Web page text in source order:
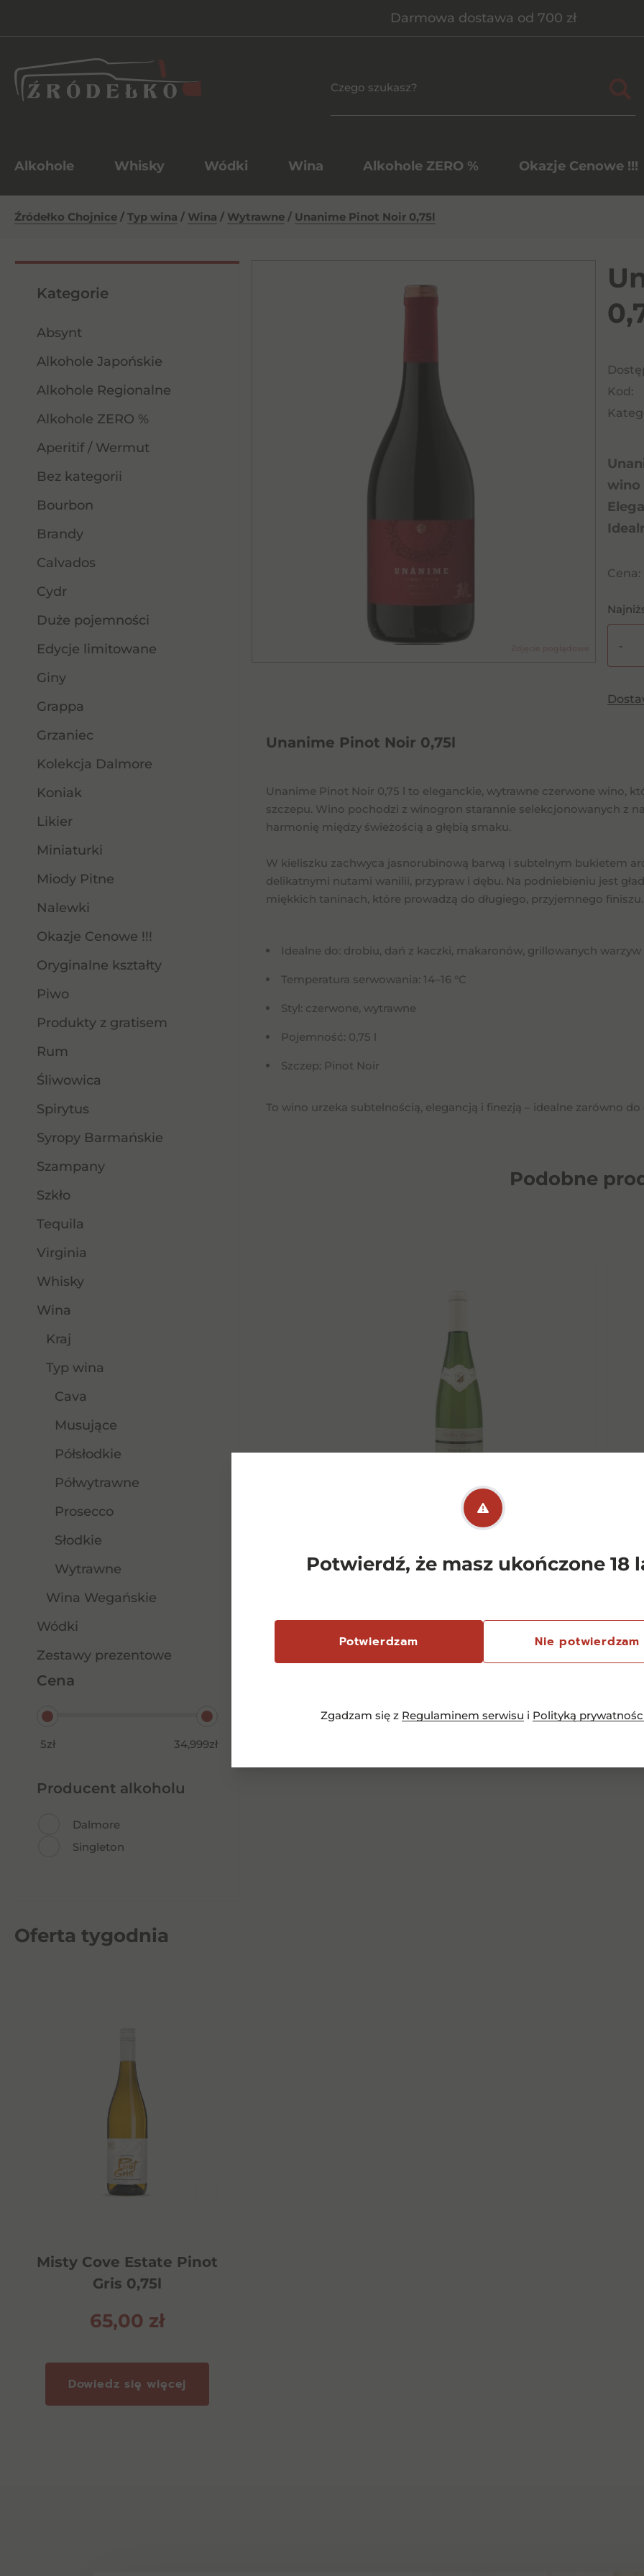
Potwierdź, że masz ukończone 18
Potwierdzam Nie potwierdzam
Zgadzam się z Regulaminem serwisu i Polityką
Darmowa dostawa od 700 zł
Alkohole Whisky Wódki Wina Alkohole ZERO % Okazje Cenowe !!!
Źródełko Chojnice / Typ wina / Wina / Wytrawne / Unanime Pinot Noir 0,75l
Kategorie
Absynt
Alkohole Japońskie
Alkohole Regionalne
Alkohole ZERO %
Aperitif / Wermut
Bez kategorii
Bourbon
Brandy
Calvados
Cydr
Duże pojemności
Edycje limitowane
Giny
Grappa
Grzaniec
Kolekcja Dalmore
Koniak
Likier
Miniaturki
Miody Pitne
Nalewki
Okazje Cenowe !!!
Oryginalne kształty
Piwo
Produkty z gratisem
Rum
Śliwowica
Spirytus
Syropy Barmańskie
Szampany
Szkło
Tequila
Virginia
Whisky
Wina
Kraj
Typ wina
Cava
Musujące
Półsłodkie
Półwytrawne
Prosecco
Słodkie
Wytrawne
Wina Wegańskie
Wódki
Zestawy prezentowe
Cena
5zł 34,999zł
Producent alkoholu
Dalmore
Singleton
Oferta tygodnia
Misty Cove Estate Pinot
Gris 0,75l
65,00 zł
Dowiedz się więcej
Kod:
wino
Cena:
Noir
-
Unanime Pinot Noir 0,75l
Unanime Pinot Noir 0,75 l to eleganckie, wytrawne czerwone wino,
szczepu. Wino pochodzi z winogron starannie selekcjonowanych z
harmonię między świeżością a głębią smaku.
W kieliszku zachwyca jasnorubinową barwą i subtelnym bukietem
delikatnymi nutami wanilii, przypraw i dębu. Na podniebieniu jest
miękkich taninach, które prowadzą do długiego, przyjemnego finiszu.
Idealne do: drobiu, dań z kaczki, makaronów, grillowanych warzyw
Temperatura serwowania: 14–16 °C
Styl: czerwone, wytrawne
Pojemność: 0,75 l
Szczep: Pinot Noir
To wino urzeka subtelnością, elegancją i finezją – idealne zarówno
Podobne
OKAZJA CENOWA
Alsace Pinot Gris BW 0,75l
Maurice Schuller